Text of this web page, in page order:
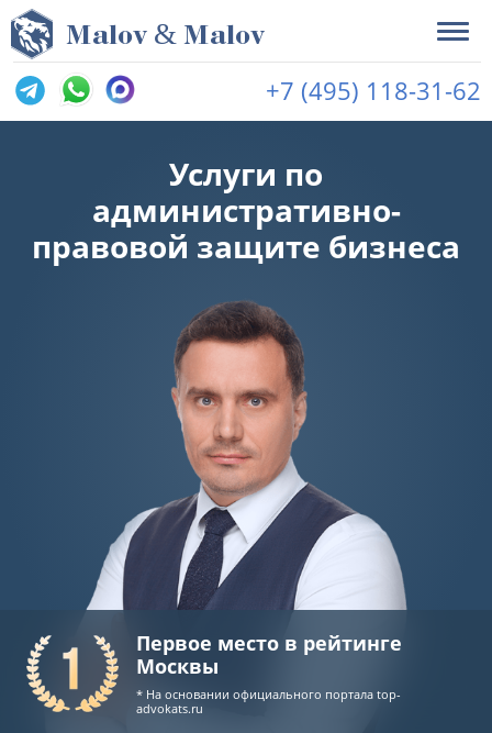
Malov & Malov
+7 (495) 118-31-62
Услуги по
административно-
правовой защите бизнеса
Первое место в рейтинге
Москвы
* На основании официального порталаtop-
advokats.ru